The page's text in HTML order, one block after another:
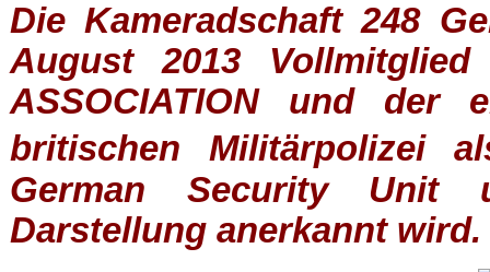
Die Kameradschaft 248
August 2013
ASSOCIATIONund der
britischen
Militärpolizei
German Security Unit
Darstellung anerkannt wird.